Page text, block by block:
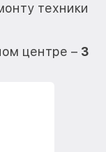
техники
центре – 3